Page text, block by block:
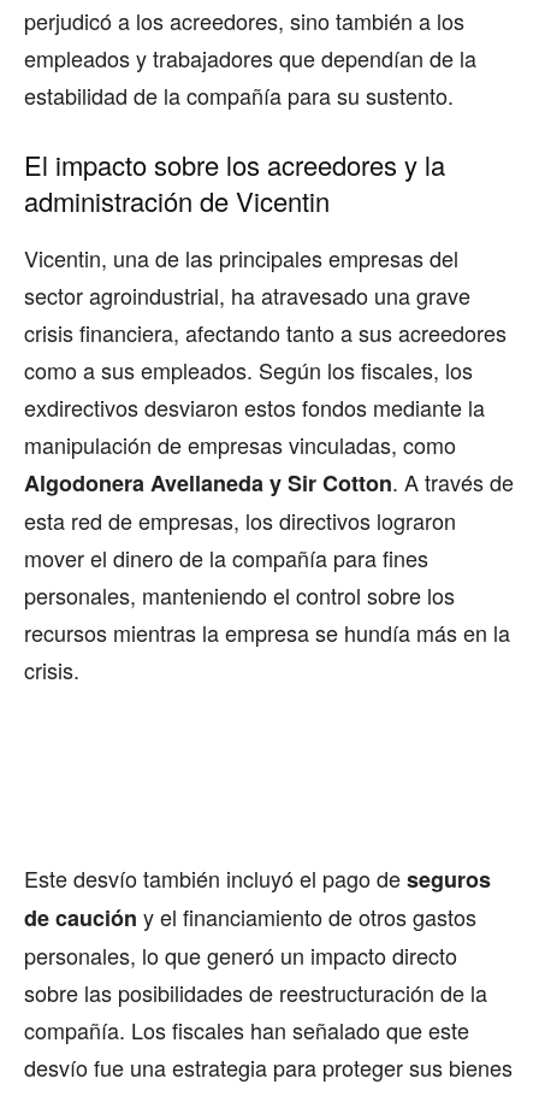
perjudicó a los acreedores, sino también a los
empleados y trabajadores que dependían de la
estabilidad de la compañía para su sustento.
El impacto sobre los acreedores y la
administración de Vicentin
Vicentin, una de las principales empresas del
sector agroindustrial, ha atravesado una grave
crisis financiera, afectando tanto a sus acreedores
como a sus empleados. Según los fiscales, los
exdirectivos desviaron estos fondos mediante la
manipulación de empresas vinculadas, como
Algodonera Avellaneda y Sir Cotton. A través de
esta red de empresas, los directivos lograron
mover el dinero de la compañía para fines
personales, manteniendo el control sobre los
recursos mientras la empresa se hundía más en la
crisis.
Este desvío también incluyó el pago deseguros
de caución y el financiamiento de otros gastos
personales, lo que generó un impacto directo
sobre las posibilidades de reestructuración de la
compañía. Los fiscales han señalado que este
desvío fue una estrategia para proteger sus bienes